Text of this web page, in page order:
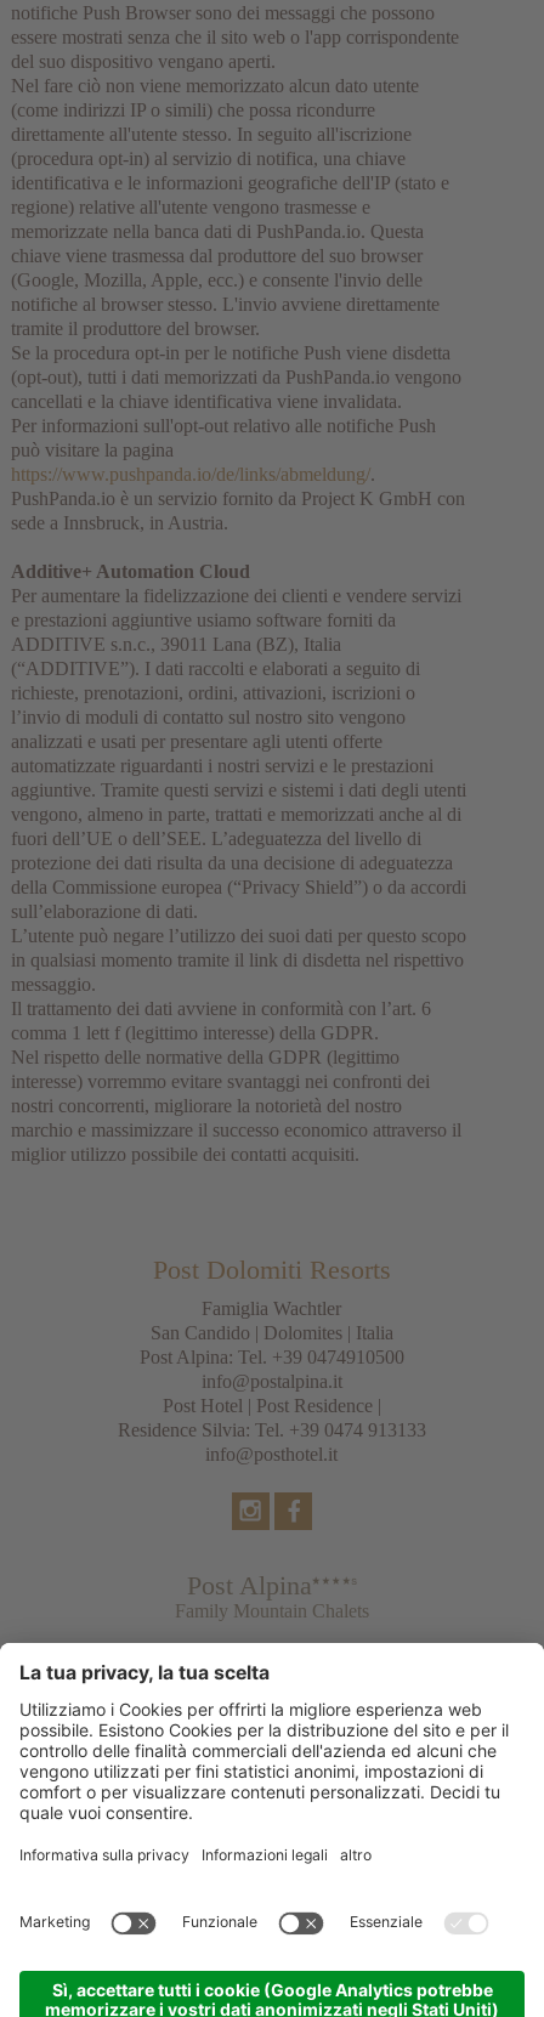
notifiche Push Browser sono dei messaggi che possono
essere mostrati senza che il sito web o l'app corrispondente
del suo dispositivo vengano aperti.
Nel fare ciò non viene memorizzato alcun dato utente
(come indirizzi IP o simili) che possa ricondurre
direttamente all'utente stesso. In seguito all'iscrizione
(procedura opt-in) al servizio di notifica, una chiave
identificativa e le informazioni geografiche dell'IP (stato e
regione) relative all'utente vengono trasmesse e
memorizzate nella banca dati di PushPanda.io. Questa
chiave viene trasmessa dal produttore del suo browser
(Google, Mozilla, Apple, ecc.) e consente l'invio delle
notifiche al browser stesso. L'invio avviene direttamente
tramite il produttore del browser.
Se la procedura opt-in per le notifiche Push viene disdetta
(opt-out), tutti i dati memorizzati da PushPanda.io vengono
cancellati e la chiave identificativa viene invalidata.
Per informazioni sull'opt-out relativo alle notifiche Push
può visitare la pagina
https://www.pushpanda.io/de/links/abmeldung/.
PushPanda.io è un servizio fornito da Project K GmbH con
sede a Innsbruck, in Austria.
Additive+ Automation Cloud
Per aumentare la fidelizzazione dei clienti e vendere servizi
e prestazioni aggiuntive usiamo software forniti da
ADDITIVE s.n.c., 39011 Lana (BZ), Italia
(“ADDITIVE”). I dati raccolti e elaborati a seguito di
richieste, prenotazioni, ordini, attivazioni, iscrizioni o
l’invio di moduli di contatto sul nostro sito vengono
analizzati e usati per presentare agli utenti offerte
automatizzate riguardanti i nostri servizi e le prestazioni
aggiuntive. Tramite questi servizi e sistemi i dati degli utenti
vengono, almeno in parte, trattati e memorizzati anche al di
fuori dell’UE o dell’SEE. L’adeguatezza del livello di
protezione dei dati risulta da una decisione di adeguatezza
della Commissione europea (“Privacy Shield”) o da accordi
sull’elaborazione di dati.
L’utente può negare l’utilizzo dei suoi dati per questo scopo
in qualsiasi momento tramite il link di disdetta nel rispettivo
messaggio.
Il trattamento dei dati avviene in conformità con l’art. 6
comma 1 lett f (legittimo interesse) della GDPR.
Nel rispetto delle normative della GDPR (legittimo
interesse) vorremmo evitare svantaggi nei confronti dei
nostri concorrenti, migliorare la notorietà del nostro
marchio e massimizzare il successo economico attraverso il
miglior utilizzo possibile dei contatti acquisiti.
Post Dolomiti Resorts
Famiglia Wachtler
San Candido | Dolomites| Italia
Post Alpina: Tel. +39 0474910500
info@postalpina.it
Post Hotel | Post Residence |
Residence Silvia: Tel. +39 0474 913133
info@posthotel.it
Post Alpina
Family Mountain Chalets
Post Hotel
Post Residence & Residence Silvia
© 2026 Post Dolomiti Resorts Credits
Informativa privacy